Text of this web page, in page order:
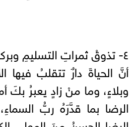
٤- تذوقْ ثمراتِ التسليمِ
أنَّ الحياةَ دارٌ تتقلبُ فيها
وبلاءٍ، وما منْ زادٍ يعبرُ بكَ
الرضا بما قدَّرَهُ ربُّ